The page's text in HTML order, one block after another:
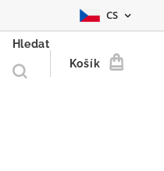
CS
Hledat
Košík